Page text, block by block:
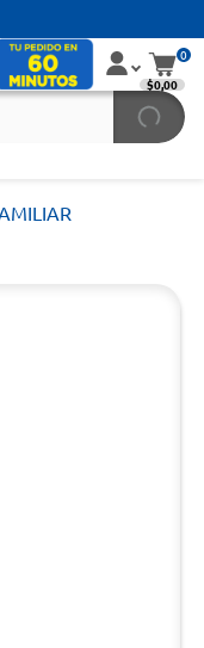
0
$0,00